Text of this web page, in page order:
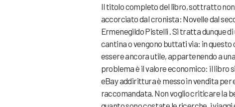
Il titolo completo del libro, sottratto
accorciato dal cronista: Novelle dal
Ermenegildo Pistelli . Si tratta dunque
cantina o vengono buttati via: in
essere ancora utile, appartenendo a
problema è il valore economico: il libro
eBay addirittura è messo in vendita per
raccomandata. Non voglio criticare la